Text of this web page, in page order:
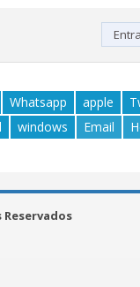
Whatsapp apple
windows Email